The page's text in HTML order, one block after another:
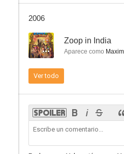
2006
-- Zoop in India
Aparece como
Ver todo